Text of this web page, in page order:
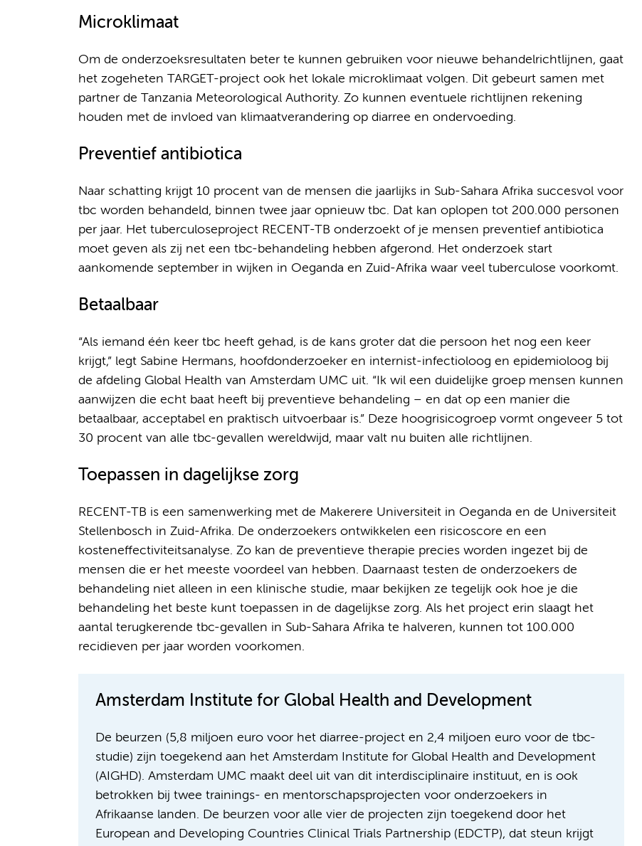
Microklimaat
Om de onderzoeksresultaten beter te kunnen gebruiken voor nieuwe behandelrichtlijnen, gaat
het zogeheten TARGET-project ook het lokale microklimaat volgen. Dit gebeurt samen met
partner de Tanzania Meteorological Authority. Zo kunnen eventuele richtlijnen rekening
houden met de invloed van klimaatverandering op diarree en ondervoeding.
Preventief antibiotica
Naar schatting krijgt 10 procent van de mensen die jaarlijks in Sub-Sahara Afrika succesvol voor
tbc worden behandeld, binnen twee jaar opnieuw tbc. Dat kan oplopen tot 200.000 personen
per jaar. Het tuberculoseproject RECENT-TB onderzoekt of je mensen preventief antibiotica
moet geven als zij net een tbc-behandeling hebben afgerond. Het onderzoek start
aankomende september in wijken in Oeganda en Zuid-Afrika waar veel tuberculose voorkomt.
Betaalbaar
“Als iemand één keer tbc heeft gehad, is de kans groter dat die persoon het nog een keer
krijgt,” legt Sabine Hermans, hoofdonderzoeker en internist-infectioloog en epidemioloog bij
de afdeling Global Health van Amsterdam UMC uit. “Ik wil een duidelijke groep mensen kunnen
aanwijzen die echt baat heeft bij preventieve behandeling – en dat op een manier die
betaalbaar, acceptabel en praktisch uitvoerbaar is.” Deze hoogrisicogroep vormt ongeveer 5 tot
30 procent van alle tbc-gevallen wereldwijd, maar valt nu buiten alle richtlijnen.
Toepassen in dagelijkse zorg
RECENT-TB is een samenwerking met de Makerere Universiteit in Oeganda en de Universiteit
Stellenbosch in Zuid-Afrika. De onderzoekers ontwikkelen een risicoscore en een
kosteneffectiviteitsanalyse. Zo kan de preventieve therapie precies worden ingezet bij de
mensen die er het meeste voordeel van hebben. Daarnaast testen de onderzoekers de
behandeling niet alleen in een klinische studie, maar bekijken ze tegelijk ook hoe je die
behandeling het beste kunt toepassen in de dagelijkse zorg. Als het project erin slaagt het
aantal terugkerende tbc-gevallen in Sub-Sahara Afrika te halveren, kunnen tot 100.000
recidieven per jaar worden voorkomen.
Amsterdam Institute for Global Health and Development
De beurzen (5,8 miljoen euro voor het diarree-project en 2,4 miljoen euro voor de tbc-
studie) zijn toegekend aan het Amsterdam Institute for Global Health and Development
(AIGHD). Amsterdam UMC maakt deel uit van dit interdisciplinaire instituut, en is ook
betrokken bij twee trainings- en mentorschapsprojecten voor onderzoekers in
Afrikaanse landen. De beurzen voor alle vier de projecten zijn toegekend door het
European and Developing Countries Clinical Trials Partnership (EDCTP), dat steun krijgt